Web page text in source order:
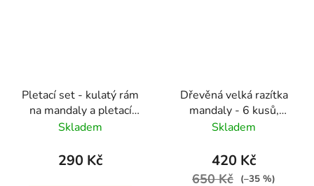
Pletací set - kulatý rám
na mandaly a pletací
květinka na náramky
Skladem
290 Kč
Dřevěná velká razítka
mandaly - 6 kusů,
průměr 7,5 cm
Skladem
420 Kč
650 Kč (–35 %)